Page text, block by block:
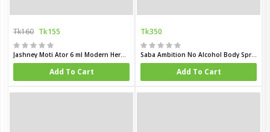
Tk160 Tk155
Jashney Moti Ator 6 ml Modern Herbal
Add To Cart
Tk350
Saba Ambition No Alcohol Body Spray combo offer 150ml (Singapur)
Add To Cart